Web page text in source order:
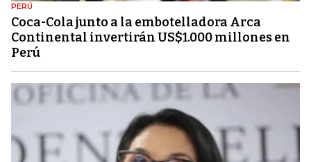
PERÚ
Coca-Cola junto a la embotelladora Arca
Continental invertirán US$1.000 millones en
Perú